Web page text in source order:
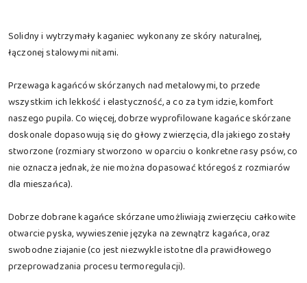
Solidny i wytrzymały kaganiec wykonany ze skóry naturalnej,
łączonej stalowymi nitami.
Przewaga kagańców skórzanych nad metalowymi, to przede
wszystkim ich lekkość i elastyczność, a co za tym idzie, komfort
naszego pupila. Co więcej, dobrze wyprofilowane kagańce skórzane
doskonale dopasowują się do głowy zwierzęcia, dla jakiego zostały
stworzone (rozmiary stworzono w oparciu o konkretne rasy psów, co
nie oznacza jednak, że nie można dopasować któregoś z rozmiarów
dla mieszańca).
Dobrze dobrane kagańce skórzane umożliwiają zwierzęciu całkowite
otwarcie pyska, wywieszenie języka na zewnątrz kagańca, oraz
swobodne ziajanie (co jest niezwykle istotne dla prawidłowego
przeprowadzania procesu termoregulacji).